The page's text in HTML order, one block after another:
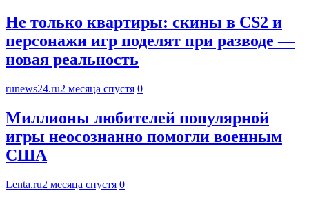
Не только квартиры: скины в CS2 и
персонажи игр поделят при разводе —
новая реальность
runews24.ru2 месяца спустя 0
Миллионы любителей популярной
игры неосознанно помогли военным
США
Lenta.ru2 месяца спустя 0